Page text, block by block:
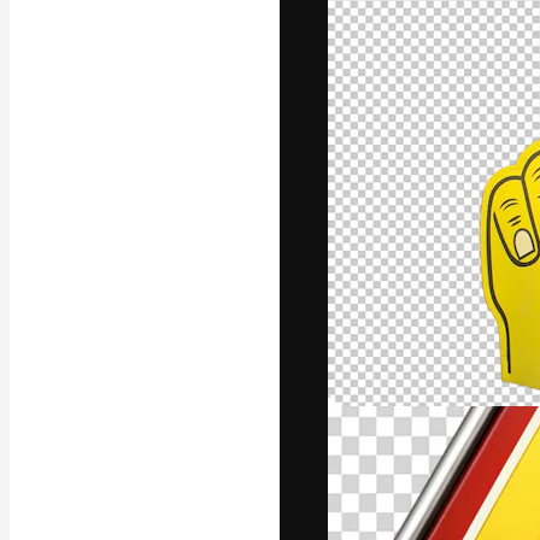
La plateforme
vos meilleurs
d’abonnés :
studios.
Français
Copyright © 2010-